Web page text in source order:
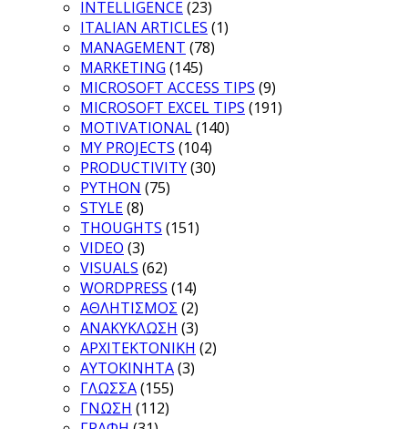
INTELLIGENCE(23)
ITALIAN ARTICLES (1)
MANAGEMENT (78)
MARKETING (145)
MICROSOFT ACCESS TIPS (9)
MICROSOFT EXCEL TIPS (191)
MOTIVATIONAL(140)
MY PROJECTS (104)
PRODUCTIVITY(30)
PYTHON (75)
STYLE(8)
THOUGHTS (151)
VIDEO (3)
VISUALS (62)
WORDPRESS (14)
ΑΘΛΗΤΙΣΜΟΣ (2)
ΑΝΑΚΥΚΛΩΣΗ (3)
ΑΡΧΙΤΕΚΤΟΝΙΚΗ (2)
ΑΥΤΟΚΙΝΗΤΑ(3)
ΓΛΩΣΣΑ(155)
ΓΝΩΣΗ (112)